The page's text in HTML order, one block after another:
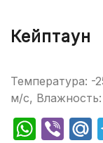
Кейптаун
Температура: -
м/с,